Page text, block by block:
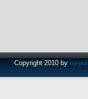
Copyright 2010 byna-